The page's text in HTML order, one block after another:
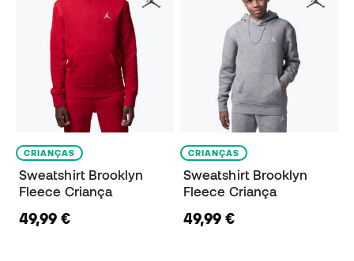
CRIANÇAS
Sweatshirt Brooklyn
Fleece Criança
49,99 €
CRIANÇAS
Sweatshirt Brooklyn
Fleece Criança
49,99 €